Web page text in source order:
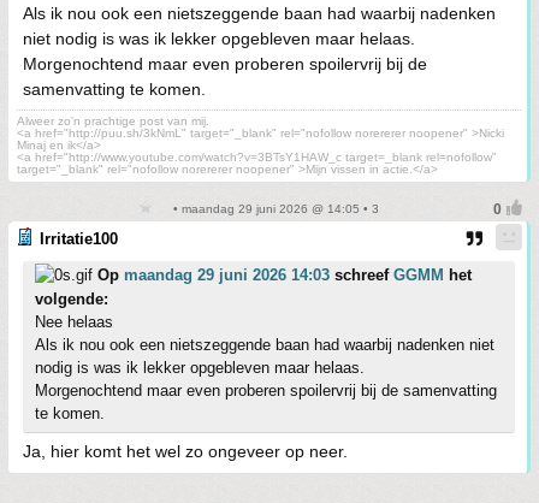
Als ik nou ook een nietszeggende baan had waarbij nadenken
niet nodig is was ik lekker opgebleven maar helaas.
Morgenochtend maar even proberen spoilervrij bij de
samenvatting te komen.
Alweer zo'n prachtige post van mij.
<a href="http://puu.sh/3kNmL" target="_blank" rel="nofollow norererer noopener" >Nicki
Minaj en ik</a>
<a href="http://www.youtube.com/watch?v=3BTsY1HAW_c target=_blank rel=nofollow"
target="_blank" rel="nofollow norererer noopener" >Mijn vissen in actie.</a>
• maandag 29 juni 2026 @ 14:05 • 3
Irritatie100
Op maandag 29 juni 2026 14:03 schreef GGMM het
volgende:
Nee helaas
Als ik nou ook een nietszeggende baan had waarbij nadenken niet
nodig is was ik lekker opgebleven maar helaas.
Morgenochtend maar even proberen spoilervrij bij de samenvatting
te komen.
Ja, hier komt het wel zo ongeveer op neer.